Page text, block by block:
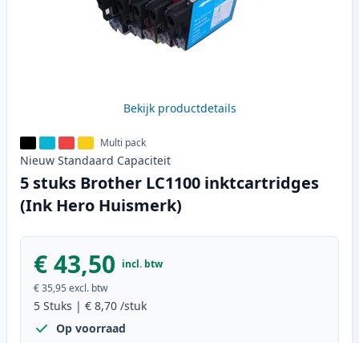
Bekijk productdetails
Multi pack
Nieuw Standaard Capaciteit
5 stuks Brother LC1100 inktcartridges
(Ink Hero Huismerk)
€ 43,50 incl. btw
€ 35,95 excl. btw
5 Stuks | € 8,70 /stuk
Op voorraad